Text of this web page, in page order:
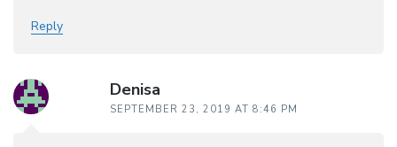
Reply
Denisa
SEPTEMBER 23, 2019 AT 8:46 PM